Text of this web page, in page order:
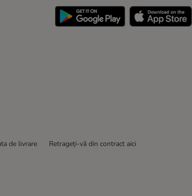
de livrare
Retrageți-vă din contract aici